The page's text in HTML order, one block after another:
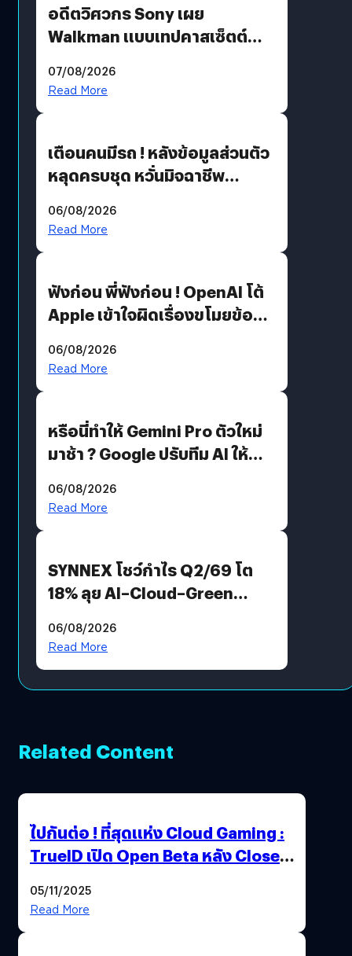
อดีตวิศวกร Sony เผย
Walkman แบบเทปคาสเซ็ตต์
07/08/2026
Read More
เตือนคนมีรถ ! หลังข้อมูลส่วนตัว
หลุดครบชุด หวั่นมิจฉาชีพ
รหัสผ่านหลุด ไม่ใช่แฮกเกอร์
06/08/2026
Read More
ฟังก่อน พี่ฟังก่อน ! OpenAI โต้
Apple เข้าใจผิดเรื่องขโมยข้อมูล
06/08/2026
Read More
หรือนี่ทำให้ Gemini Pro ตัวใหม่
มาช้า ? Google ปรับทีม AI ให้
AGI
06/08/2026
Read More
SYNNEX โชว์กำไร Q2/69 โต
18% ลุย AI–Cloud–Green
Revenue เร่งเครื่อง New
ปันผล 0.10 บาท/หุ้น
06/08/2026
Read More
Related Content
ไปกันต่อ ! ที่สุดแห่ง Cloud Gaming :
TrueID เปิด Open Beta หลัง Close
Thailand Game Show 2025 ทะลุ 15
05/11/2025
Read More